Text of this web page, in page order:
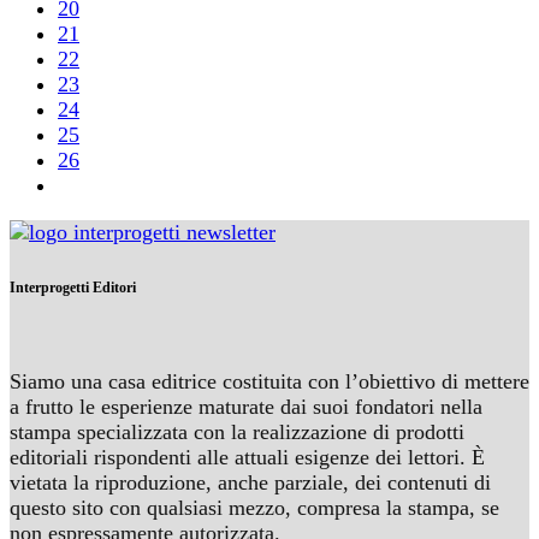
20
21
22
23
24
25
26
Interprogetti Editori
Siamo una casa editrice costituita con l’obiettivo di mettere
a frutto le esperienze maturate dai suoi fondatori nella
stampa specializzata con la realizzazione di prodotti
editoriali rispondenti alle attuali esigenze dei lettori. È
vietata la riproduzione, anche parziale, dei contenuti di
questo sito con qualsiasi mezzo, compresa la stampa, se
non espressamente autorizzata.